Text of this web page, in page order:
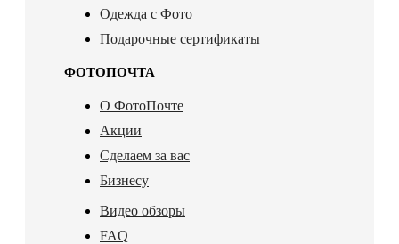
Одежда с Фото
Подарочные сертификаты
ФОТОПОЧТА
О ФотоПочте
Акции
Сделаем за вас
Бизнесу
Видео обзоры
FAQ